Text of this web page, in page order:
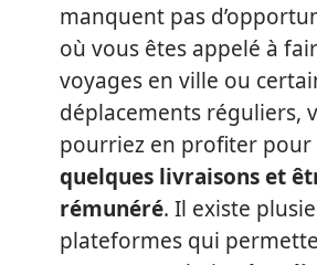
manquent pas
où vous êtes appelé à
voyages en ville ou
déplacements réguliers,
pourriez en profiter pour
quelques livraisons et
rémunéré. Il existe
plateformes qui